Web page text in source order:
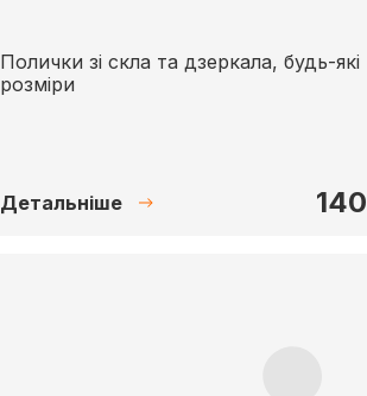
Полички зі скла та дзеркала, будь-які
розміри
Детальніше 140